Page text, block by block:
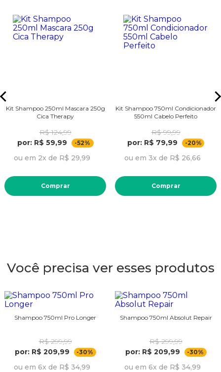
Kit Shampoo 250ml Mascara 250g
Cica Therapy
R$ 124,99
por: R$ 59,99
-52%
ou em 2x de R$ 29,99
Comprar
Kit Shampoo 750ml Condicionador
550ml Cabelo Perfeito
R$ 99,99
por: R$ 79,99
-20%
ou em 3x de R$ 26,66
Comprar
Você precisa ver esses produtos
Shampoo 750ml Pro Longer
R$ 299,99
por: R$ 209,99
-30%
ou em 6x de R$ 34,99
Shampoo 750ml Absolut Repair
R$ 299,99
por: R$ 209,99
-30%
ou em 6x de R$ 34,99